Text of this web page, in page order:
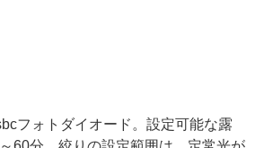
フォトダイオード。設定可能な露